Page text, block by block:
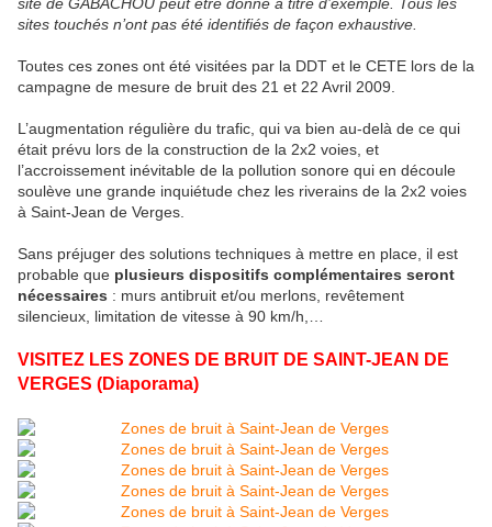
sites touchés n’ont pas été identifiés de façon exhaustive.
Toutes ces zones ont été visitées par la DDT et le CETE lors de la
campagne de mesure de bruit des 21 et 22 Avril 2009.
L’augmentation régulière du trafic, qui va bien au-delà de ce qui
était prévu lors de la construction de la 2x2 voies, et
l’accroissement inévitable de la pollution sonore qui en découle
soulève une grande inquiétude chez les riverains de la 2x2 voies
à Saint-Jean de Verges.
Sans préjuger des solutions techniques à mettre en place, il est
probable que plusieurs dispositifs complémentaires seront
nécessaires : murs antibruit et/ou merlons, revêtement
silencieux, limitation de vitesse à 90 km/h,…
VISITEZ LES ZONES DE BRUIT DE SAINT-JEAN DE
VERGES (Diaporama)